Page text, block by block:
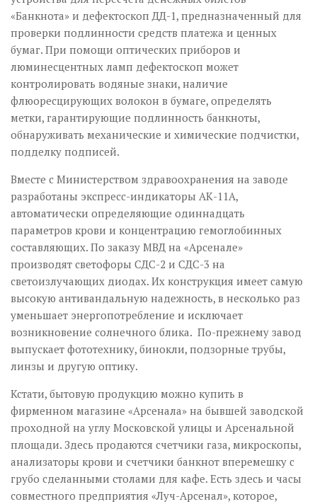
«Банкнота» и дефектоскоп ДД-1, предназначенный для
проверки подлинности средств платежа и ценных
бумаг. При помощи оптических приборов и
люминесцентных ламп дефектоскоп может
контролировать водяные знаки, наличие
флюоресцирующих волокон в бумаге, определять
метки, гарантирующие подлинность банкноты,
обнаруживать механические и химические подчистки,
подделку подписей.
Вместе с Министерством здравоохранения на заводе
разработаны экспресс-индикаторы АК-11А,
автоматически определяющие одиннадцать
параметров крови и концентрацию гемоглобинных
составляющих. По заказу МВД на «Арсенале»
производят светофоры СДС-2 и СДС-3 на
светоизлучающих диодах. Их конструкция имеет самую
высокую антивандальную надежность, в несколько раз
уменьшает энергопотребление и исключает
возникновение солнечного блика. По-прежнему завод
выпускает фототехнику, бинокли, подзорные трубы,
линзы и другую оптику.
Кстати, бытовую продукцию можно купить в
фирменном магазине «Арсенала» на бывшей заводской
проходной на углу Московской улицы и Арсенальной
площади. Здесь продаются счетчики газа, микроскопы,
анализаторы крови и счетчики банкнот вперемешку с
грубо сделанными столами для кафе. Есть здесь и часы
совместного предприятия «Луч-Арсенал», которое,